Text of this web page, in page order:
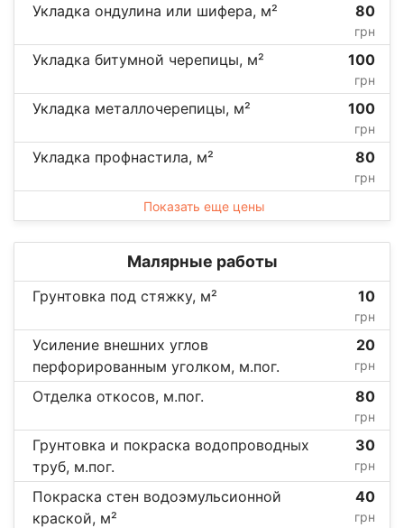
Укладка ондулина или шифера, м² 80
грн
Укладка битумной черепицы, м² 100
грн
Укладка металлочерепицы, м² 100
грн
Укладка профнастила, м² 80
грн
Показать еще цены
Малярные работы
Грунтовка под стяжку, м² 10
грн
Усиление внешних углов
перфорированным уголком, м.пог.
20
грн
Отделка откосов, м.пог. 80
грн
Грунтовка и покраска водопроводных
труб, м.пог.
30
грн
Покраска стен водоэмульсионной
краской, м²
40
грн